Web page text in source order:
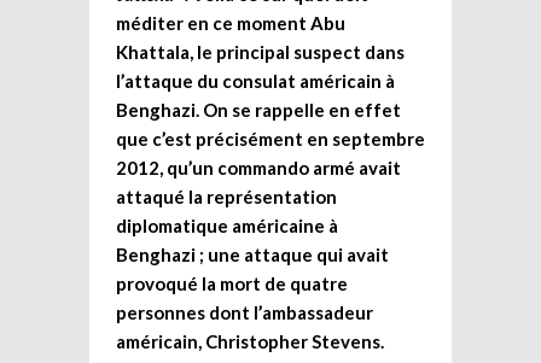
méditer en ce moment Abu
Khattala, le principal suspect dans
l’attaque du consulat américain à
Benghazi. On se rappelle en effet
que c’est précisément en septembre
2012, qu’un commando armé avait
attaqué la représentation
diplomatique américaine à
Benghazi ; une attaque qui avait
provoqué la mort de quatre
personnes dont l’ambassadeur
américain, Christopher Stevens.